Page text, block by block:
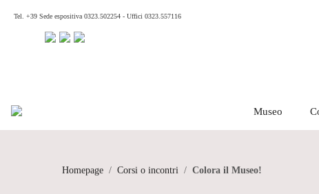
Tel. +39 Sede espositiva 0323.502254 - Uffici 0323.557116
Museo
Homepage / Corsi o incontri / Colora il Museo!